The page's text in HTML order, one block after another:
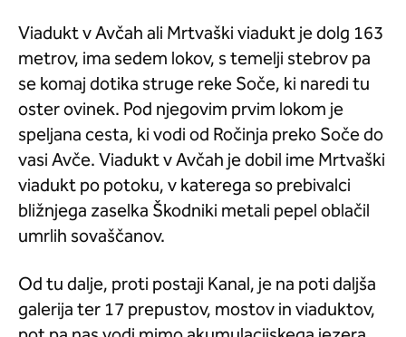
Viadukt v Avčah ali Mrtvaški viadukt je dolg 163
metrov, ima sedem lokov, s temelji stebrov pa
se komaj dotika struge reke Soče, ki naredi tu
oster ovinek. Pod njegovim prvim lokom je
speljana cesta, ki vodi od Ročinja preko Soče do
vasi Avče. Viadukt v Avčah je dobil ime Mrtvaški
viadukt po potoku, v katerega so prebivalci
bližnjega zaselka Škodniki metali pepel oblačil
umrlih sovaščanov.
Od tu dalje, proti postaji Kanal, je na poti daljša
galerija ter 17 prepustov, mostov in viaduktov,